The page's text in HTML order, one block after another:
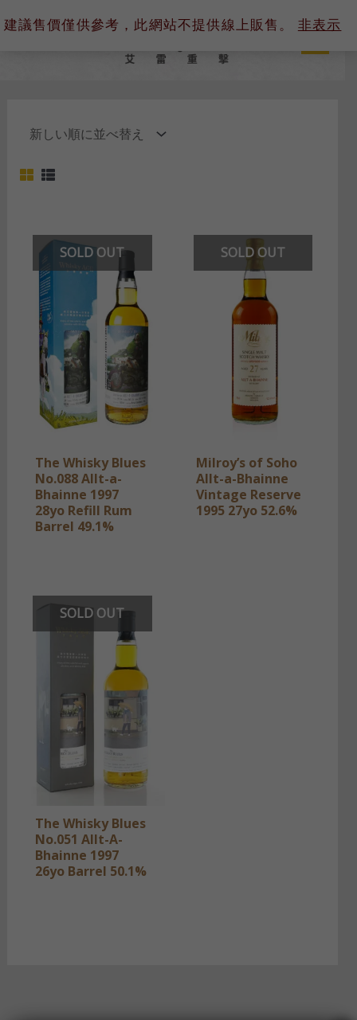
建議售價僅供參考，此網站不提供線上販售。 非表示
容
SOLD OUT
The Whisky Blues
No.088 Allt-a-
Bhainne 1997
28yo Refill Rum
Barrel 49.1%
SOLD OUT
Milroy’s of Soho
Allt-a-Bhainne
Vintage Reserve
1995 27yo 52.6%
SOLD OUT
The Whisky Blues
No.051 Allt-A-
Bhainne 1997
26yo Barrel 50.1%